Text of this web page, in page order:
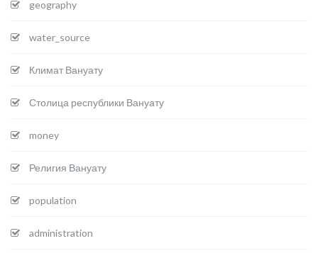
geography
water_source
Климат Вануату
Столица республики Вануату
money
Религия Вануату
population
administration